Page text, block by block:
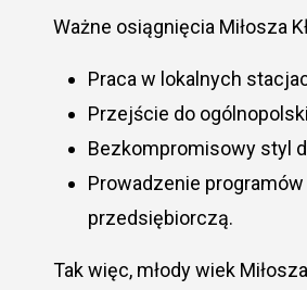
Ważne osiągnięcia Miłosza
Praca w lokalnych
Przejście do
Bezkompromisowy styl
Prowadzenie
przedsiębiorczą.
Tak więc, młody wiek